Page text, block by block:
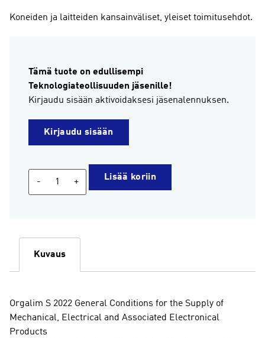
Koneiden ja laitteiden kansainväliset, yleiset toimitusehdot.
Tämä tuote on edullisempi
Teknologiateollisuuden jäsenille!
Kirjaudu sisään aktivoidaksesi jäsenalennuksen.
Kirjaudu sisään
-
painettu
versio,
Eurooppa,
+ Lisää koriin
Kuvaus
Orgalim S 2022 General Conditions for the Supply of
Mechanical, Electrical and Associated Electronical
Products